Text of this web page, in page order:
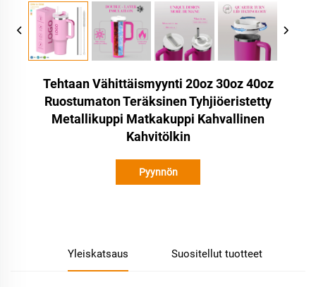
Tehtaan Vähittäismyynti 20oz 30oz 40oz
Ruostumaton Teräksinen Tyhjiöeristetty
Metallikuppi Matkakuppi Kahvallinen
Kahvitölkin
Pyynnön
Yleiskatsaus Suositellut tuotteet